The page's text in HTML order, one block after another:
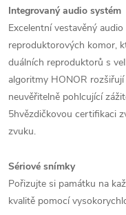
Integrovaný audio systém
Excelentní vestavěný
reproduktorových komor,
duálních reproduktorů s
algoritmy HONOR
neuvěřitelně pohlcující
5hvězdičkovou certifikaci
zvuku.
Sériové snímky
Pořizujte si památku na
kvalitě pomocí